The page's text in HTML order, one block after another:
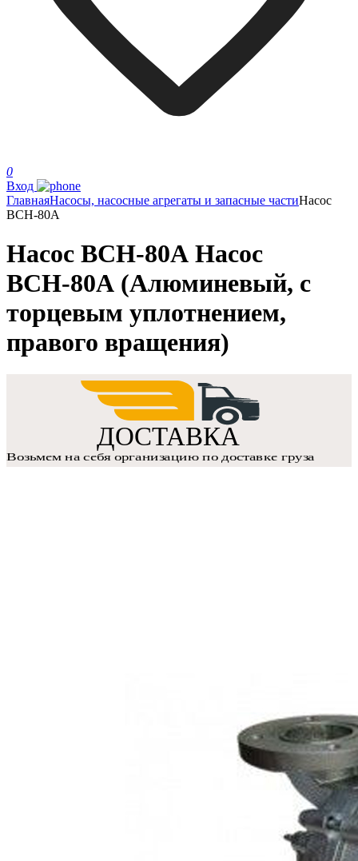
0
Вход
ГлавнаяНасосы, насосные агрегаты и запасные частиНасос
ВСН-80А
Насос ВСН-80А Насос
ВСН-80А (Алюминевый, с
торцевым уплотнением,
правого вращения)